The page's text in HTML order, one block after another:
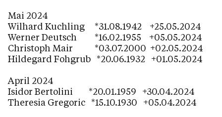
Mai 2024
Wilhard Kuchling *31.08.1942 +25.05.2024
Werner Deutsch *16.02.1955 +05.05.2024
Christoph Mair *03.07.2000 +02.05.2024
Hildegard Fohgrub *20.06.1932 +01.05.2024
April 2024
Isidor Bertolini *20.01.1959 +30.04.2024
Theresia Gregoric *15.10.1930 +05.04.2024